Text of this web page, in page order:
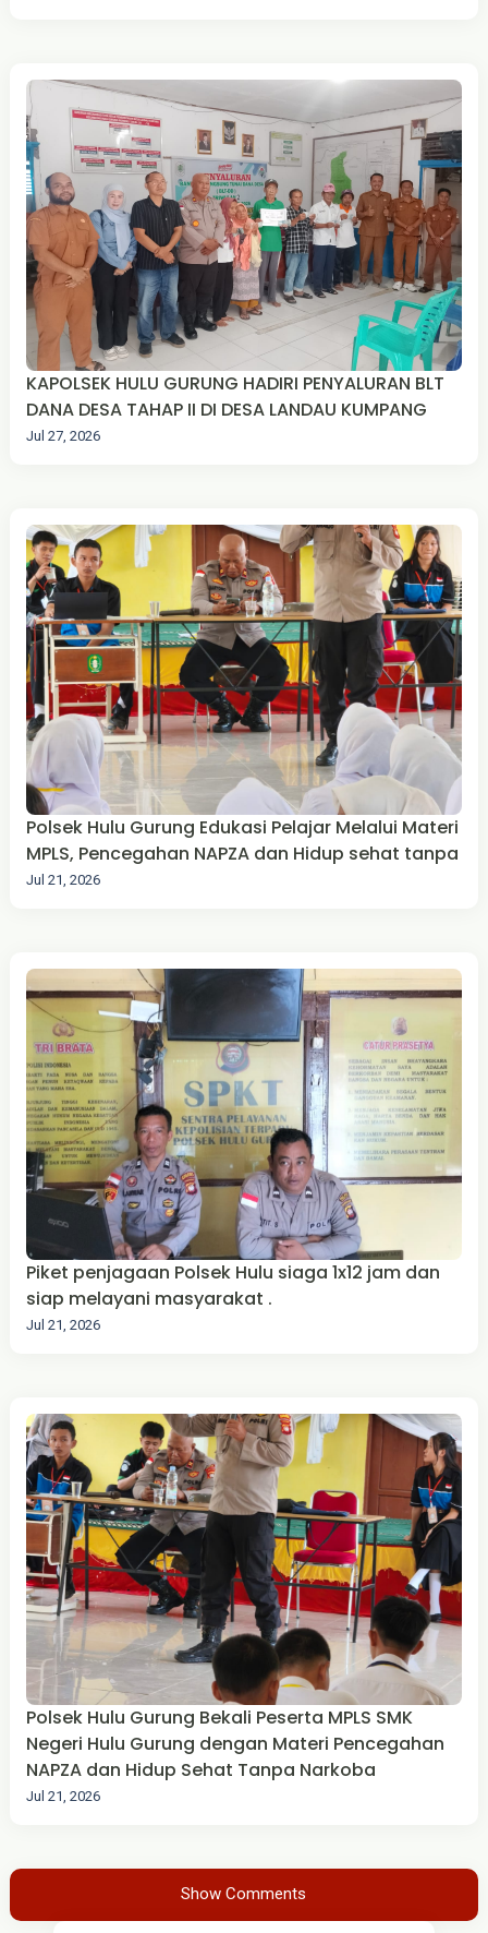
KAPOLSEK HULU GURUNG HADIRI PENYALURAN BLT
DANA DESA TAHAP II DI DESA LANDAU KUMPANG
Jul 27, 2026
Polsek Hulu Gurung Edukasi Pelajar Melalui Materi
MPLS, Pencegahan NAPZA dan Hidup sehat tanpa
Jul 21, 2026
Piket penjagaan Polsek Hulu siaga 1x12 jam dan
siap melayani masyarakat .
Jul 21, 2026
Polsek Hulu Gurung Bekali Peserta MPLS SMK
Negeri Hulu Gurung dengan Materi Pencegahan
NAPZA dan Hidup Sehat Tanpa Narkoba
Jul 21, 2026
Show Comments